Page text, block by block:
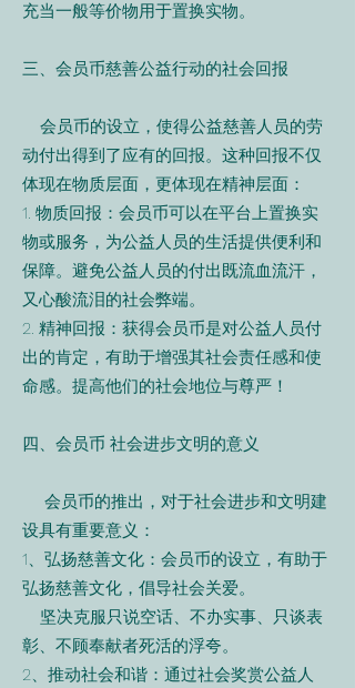
充当一般等价物用于置换实物。
三、会员币慈善公益行动的社会回报
会员币的设立，使得公益慈善人员的劳
动付出得到了应有的回报。这种回报不仅
体现在物质层面，更体现在精神层面：
1. 物质回报：会员币可以在平台上置换实
物或服务，为公益人员的生活提供便利和
保障。避免公益人员的付出既流血流汗，
又心酸流泪的社会弊端。
2. 精神回报：获得会员币是对公益人员付
出的肯定，有助于增强其社会责任感和使
命感。提高他们的社会地位与尊严！
四、会员币 社会进步文明的意义
会员币的推出，对于社会进步和文明建
设具有重要意义：
1、弘扬慈善文化：会员币的设立，有助于
弘扬慈善文化，倡导社会关爱。
坚决克服只说空话、不办实事、只谈表
彰、不顾奉献者死活的浮夸。
2、推动社会和谐：通过社会奖赏公益人